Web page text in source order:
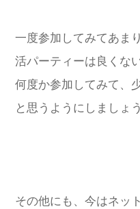
一度参加してみてあま
活パーティーは良くな
何度か参加してみて、
と思うようにしましょう
その他にも、今はネッ